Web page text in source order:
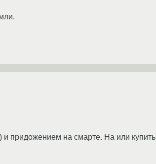
придожением на смарте. На или купить